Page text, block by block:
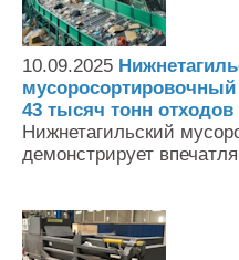
10.09.2025
43 тысяч тонн отходов
Нижнетагильский
демонстрирует